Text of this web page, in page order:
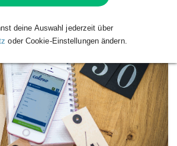
vonSC Riessersee
deine Auswahl jederzeit über
oder Cookie-Einstellungen ändern.